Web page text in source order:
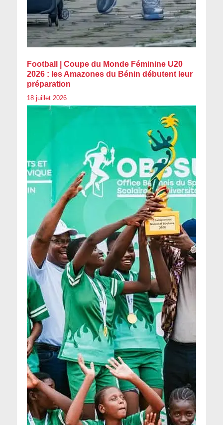
Football | Coupe du Monde Féminine U20
2026 : les Amazones du Bénin débutent leur
préparation
18 juillet 2026